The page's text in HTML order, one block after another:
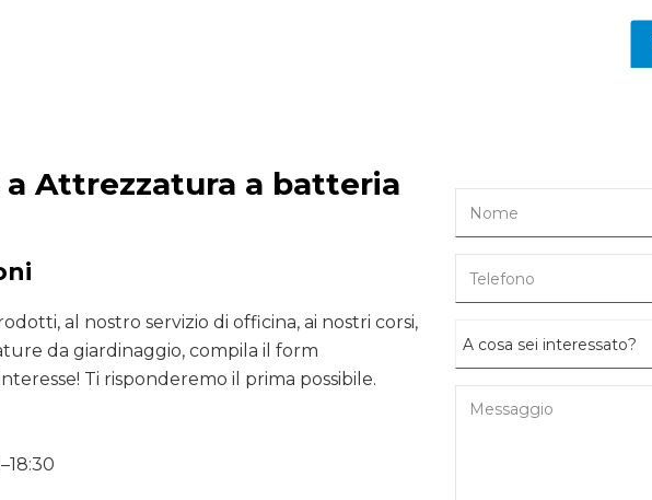
Attrezzatura a batteria
al nostro servizio di officina, ai nostri corsi,
da giardinaggio, compila il form
Ti risponderemo il prima possibile.